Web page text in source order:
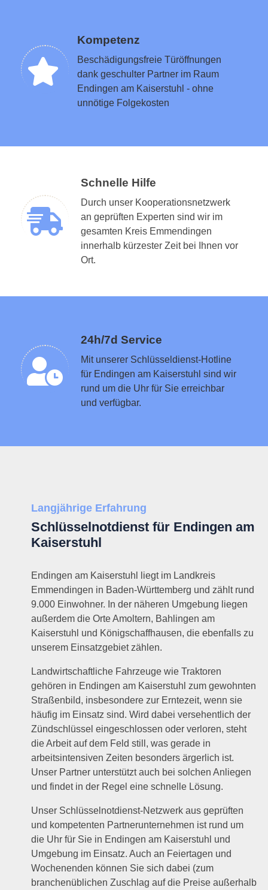
Kompetenz
Beschädigungsfreie Türöffnungen
dank geschulter Partner im Raum
Endingen am Kaiserstuhl - ohne
unnötige Folgekosten
Schnelle Hilfe
Durch unser Kooperationsnetzwerk
an geprüften Experten sind wir im
gesamten Kreis Emmendingen
innerhalb kürzester Zeit bei Ihnen vor
Ort.
24h/7d Service
Mit unserer Schlüsseldienst-Hotline
für Endingen am Kaiserstuhl sind wir
rund um die Uhr für Sie erreichbar
und verfügbar.
Schlüsseldienst in der Nähe vermitteln
Langjährige Erfahrung
Schlüsselnotdienst für Endingen am
Kaiserstuhl
Endingen am Kaiserstuhl liegt im Landkreis
Emmendingen in Baden-Württemberg und zählt rund
9.000 Einwohner. In der näheren Umgebung liegen
außerdem die Orte Amoltern, Bahlingen am
Kaiserstuhl und Königschaffhausen, die ebenfalls zu
unserem Einsatzgebiet zählen.
Landwirtschaftliche Fahrzeuge wie Traktoren
gehören in Endingen am Kaiserstuhl zum gewohnten
Straßenbild, insbesondere zur Erntezeit, wenn sie
häufig im Einsatz sind. Wird dabei versehentlich der
Zündschlüssel eingeschlossen oder verloren, steht
die Arbeit auf dem Feld still, was gerade in
arbeitsintensiven Zeiten besonders ärgerlich ist.
Unser Partner unterstützt auch bei solchen Anliegen
und findet in der Regel eine schnelle Lösung.
Unser Schlüsselnotdienst-Netzwerk aus geprüften
und kompetenten Partnerunternehmen ist rund um
die Uhr für Sie in Endingen am Kaiserstuhl und
Umgebung im Einsatz. Auch an Feiertagen und
Wochenenden können Sie sich dabei (zum
branchenüblichen Zuschlag auf die Preise außerhalb